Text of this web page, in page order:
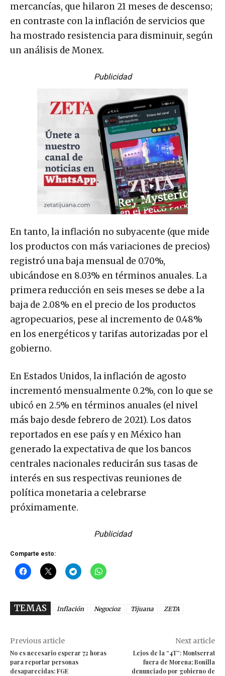
mercancías, que hilaron 21 meses de descenso;
en contraste con la inflación de servicios que
ha mostrado resistencia para disminuir, según
un análisis de Monex.
Publicidad
En tanto, la inflación no subyacente (que mide
los productos con más variaciones de precios)
registró una baja mensual de 0.70%,
ubicándose en 8.03% en términos anuales. La
primera reducción en seis meses se debe a la
baja de 2.08% en el precio de los productos
agropecuarios, pese al incremento de 0.48%
en los energéticos y tarifas autorizadas por el
gobierno.
En Estados Unidos, la inflación de agosto
incrementó mensualmente 0.2%, con lo que se
ubicó en 2.5% en términos anuales (el nivel
más bajo desde febrero de 2021). Los datos
reportados en ese país y en México han
generado la expectativa de que los bancos
centrales nacionales reducirán sus tasas de
interés en sus respectivas reuniones de
política monetaria a celebrarse
próximamente.
Publicidad
Comparte esto:
TEMAS Inflación Negocioz Tijuana ZETA
Previous article
No es necesario esperar 72 horas
para reportar personas
desaparecidas: FGE
Next article
Lejos de la “4T”: Montserrat
fuera de Morena; Bonilla
denunciado por gobierno de